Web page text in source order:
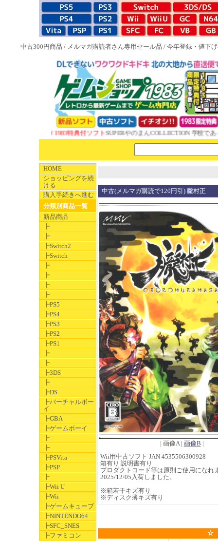
中古300円商品 / メルマガ購読者さん専用セール品 / 今年登録・値下
NEW 1983特典付ソフトSUPERやのまんCOLLECTION 学校であった
HOME
ショッピングを続
ける
購入手続きへ進む
分類別商品一覧
新品商品
┣
┣
┣Switch2
┣Switch
┣
┣
┣
┣
┣PS5
┣PS4
┣PS3
┣PS2
┣PS1
┣
┣
┣3DS
┣
┣DS
┣バーチャルボー
イ
┣GBA
┣ゲームボーイ
┣
┣
┣PSVita
┣PSP
┣
┣Wii U
┣Wii
┣ゲームキューブ
┣NINTENDO64
┣SFC_SNES
┣ファミコン
中古(メルマガ購読で120円引) 朧村正
| 画像A | 画像B |
Wii用中古ソフト JAN 4535506300928
箱有り 説明書有り
プロダクトコード等は原則ご使用になれ
2025/12/05入荷しました。
※箱若干キズ有り
※ディスク薄キズ有り
☆